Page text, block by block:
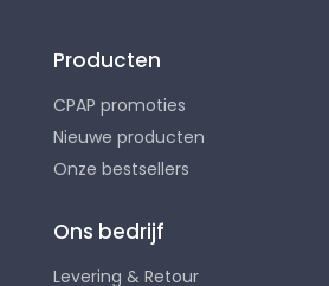
Producten
CPAP promoties
Nieuwe producten
Onze bestsellers
Ons bedrijf
Levering & Retour